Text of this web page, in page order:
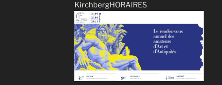
KirchbergHORAIRES